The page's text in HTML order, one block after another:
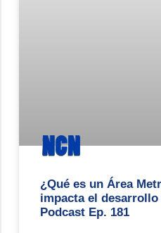
¿Qué es un Área
impacta el desarrollo
Podcast Ep. 181